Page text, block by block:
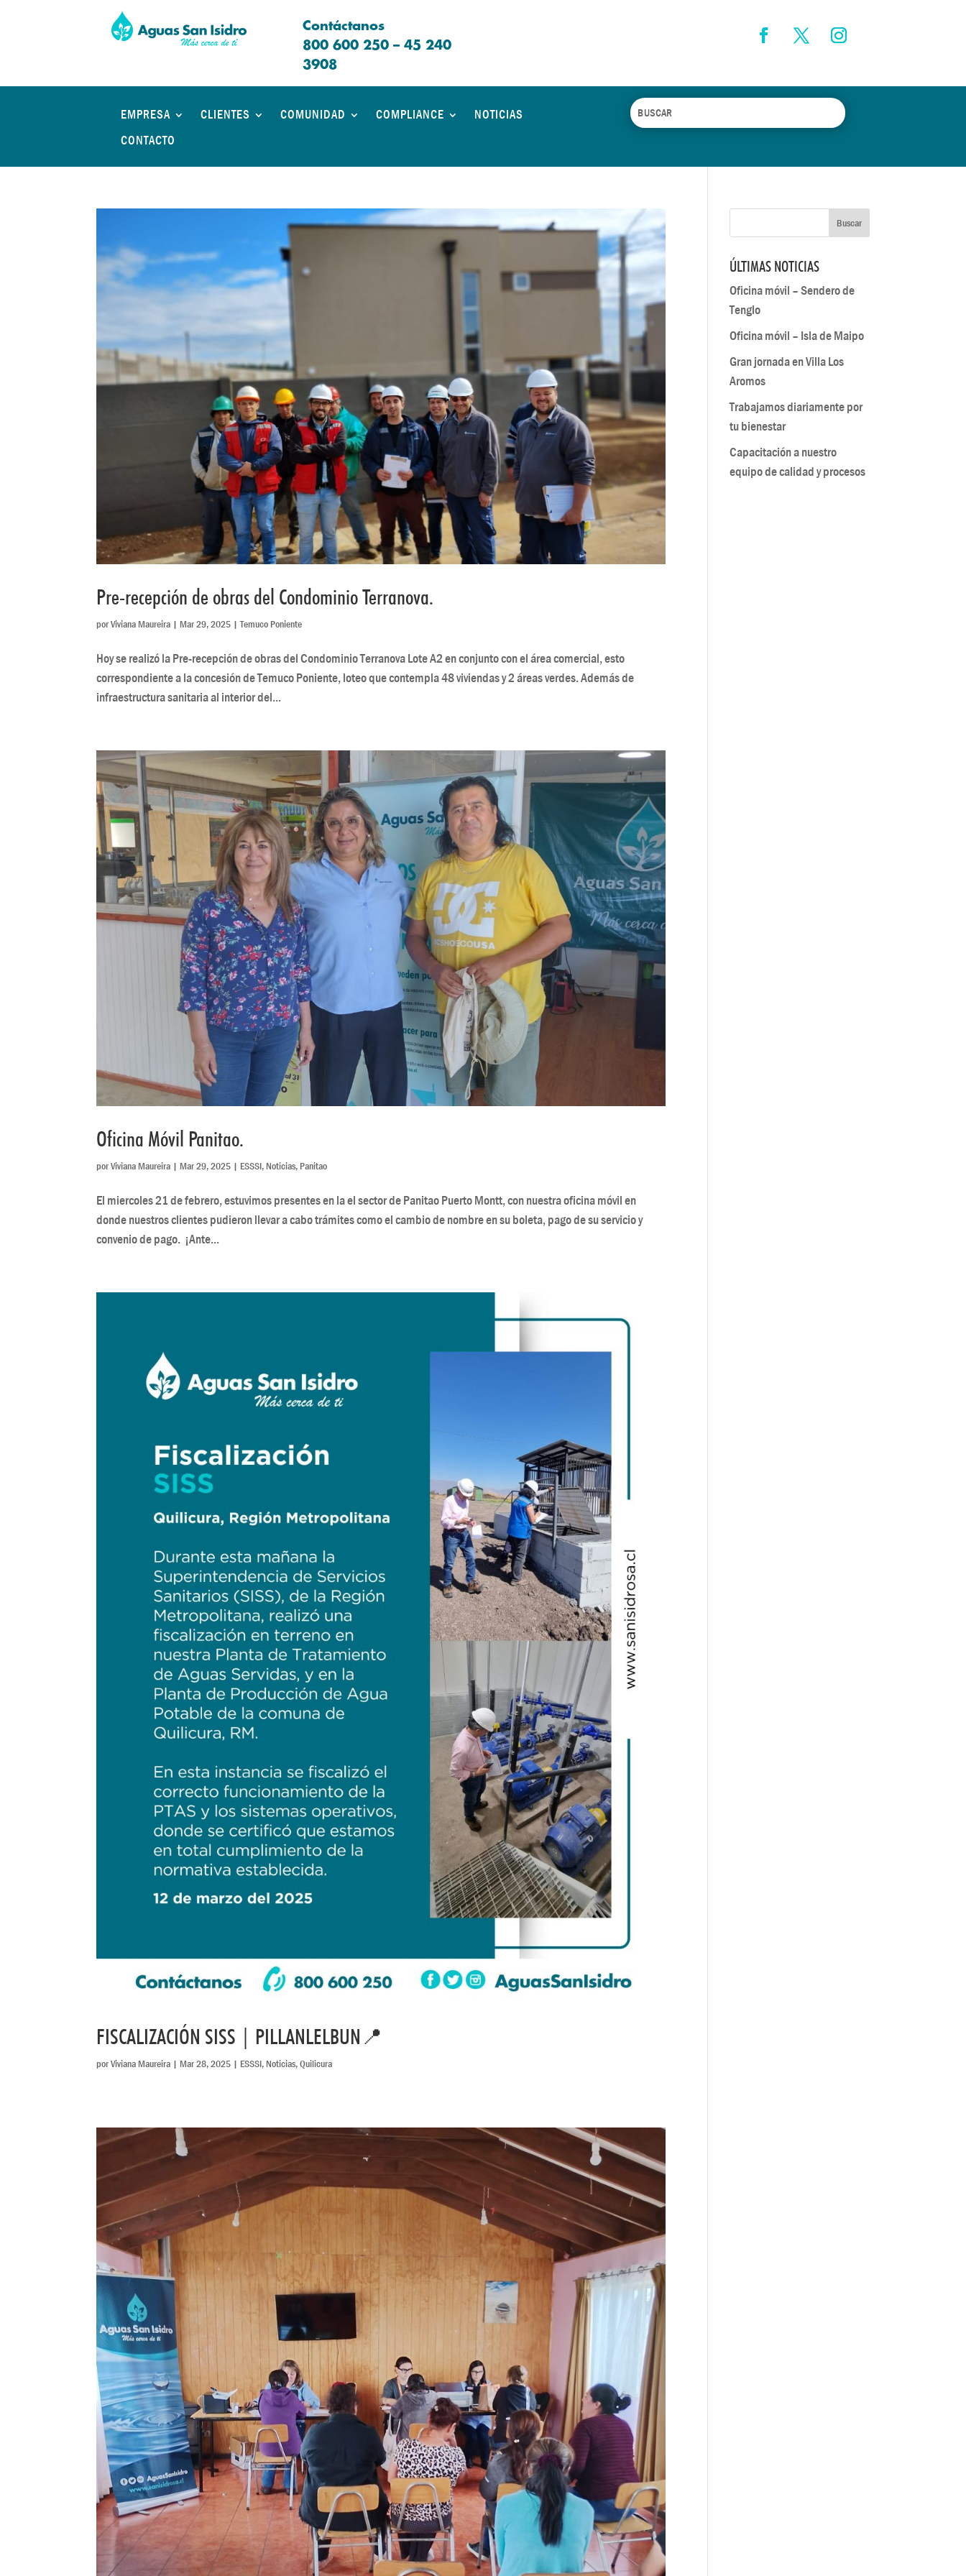
Contáctanos
800 600 250 – 45 240
3908
EMPRESA CLIENTES COMUNIDAD COMPLIANCE
NOTICIAS
CONTACTO
Pre-recepción de obras del Condominio Terranova.
porViviana Maureira | Mar 29, 2025 |Temuco Poniente
Hoy se realizó la Pre-recepción de obras del Condominio Terranova Lote A2 en conjunto con el área comercial, esto
correspondiente a la concesión de Temuco Poniente, loteo que contempla 48 viviendas y 2 áreas verdes. Además de
infraestructura sanitaria al interior del...
Oficina Móvil Panitao.
porViviana Maureira | Mar 29, 2025 | ESSSI,Noticias, Panitao
El miercoles 21 de febrero, estuvimos presentes en la el sector de Panitao Puerto Montt, con nuestra oficina móvil en
donde nuestros clientes pudieron llevar a cabo trámites como el cambio de nombre en su boleta, pago de su servicio y
convenio de pago. ¡Ante...
FISCALIZACIÓN SISS | PILLANLELBUN📍
porViviana Maureira | Mar 28, 2025 | ESSSI,Noticias,Quilicura
ÚLTIMAS NOTICIAS
Oficina móvil – Sendero de
Tenglo
Oficina móvil – Isla de Maipo
Gran jornada en Villa Los
Aromos
Trabajamos diariamente por
tu bienestar
Capacitación a nuestro
equipo de calidad y procesos